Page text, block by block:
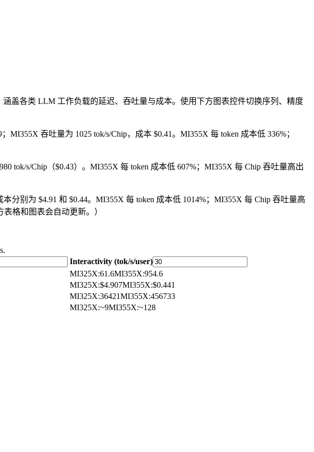
涵盖各类 LLM 工作负载的延迟、吞吐量与成本。使用下方图表控件切换序列、精度
吞吐量为 1025 tok/s/Chip，成本 $0.41。MI355X 每 token 成本低 336%；
tok/s/Chip（$0.43）。MI355X 每 token 成本低 607%；MI355X 每 Chip 吞吐量高出
分别为 $4.91 和 $0.44。MI355X 每 token 成本低 1014%；MI355X 每 Chip 吞吐量高
格和图表会自动更新。）
Interactivity (tok/s/user)
MI325X:61.6MI355X:954.6
MI325X:$4.907MI355X:$0.441
MI325X:36421MI355X:456733
MI325X:~9MI355X:~128